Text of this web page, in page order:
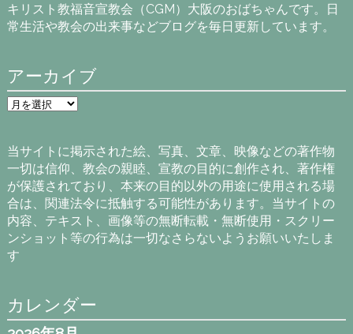
キリスト教福音宣教会（CGM）大阪のおばちゃんです。日
常生活や教会の出来事などブログを毎日更新しています。
アーカイブ
ア
ー
ブ
当サイトに掲示された絵、写真、文章、映像などの著作物
一切は信仰、教会の親睦、宣教の目的に創作され、著作権
が保護されており、本来の目的以外の用途に使用される場
合は、関連法令に抵触する可能性があります。当サイトの
内容、テキスト、画像等の無断転載・無断使用・スクリー
ンショット等の行為は一切なさらないようお願いいたしま
す
カレンダー